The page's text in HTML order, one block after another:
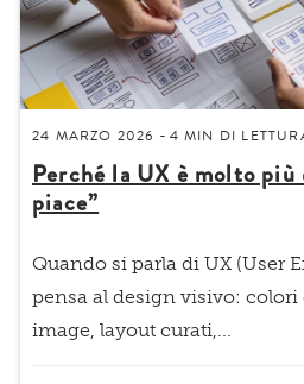
24 MARZO 2026 - 4 MIN DI
Perché la UX è molto più
piace”
Quando si parla di UX (User
pensa al design visivo: colori
image, layout curati,...